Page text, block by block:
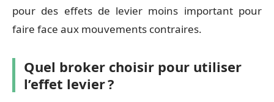
pour des effets de levier moins important pour
faire face aux mouvements contraires.
Quel broker choisir pour utiliser
l’effet levier ?